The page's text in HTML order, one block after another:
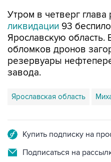
Утром в четверг
ликвидации 93
Ярославскую область.
обломков дронов
резервуары
завода.
Ярославская область
Купить подписку на
Подписаться на